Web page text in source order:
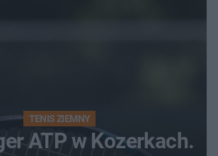
TENIS ZIEMNY
ATP w Kozerkach.